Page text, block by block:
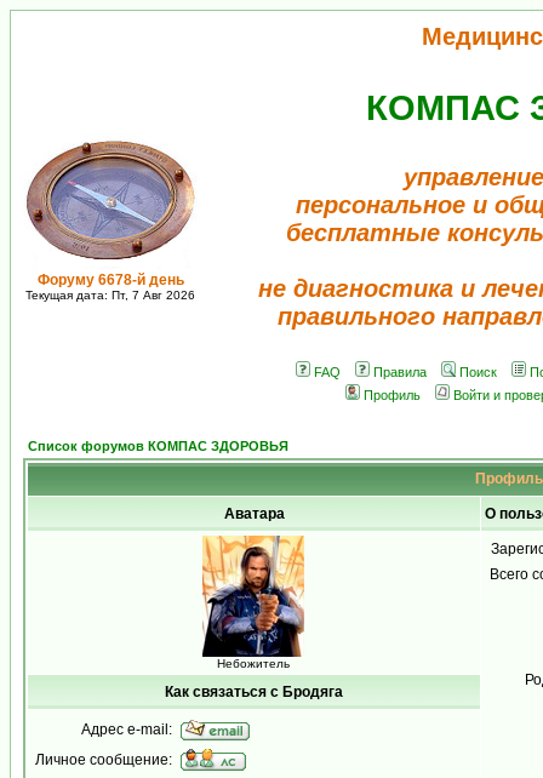
Форуму 6678-й день
Текущая дата: Пт, 7 Авг 2026
КОМПАС
персональное и
бесплатные
не диагностика и
правильного
FAQ Правила Поиск
Профиль
Войти и
Список форумов КОМПАС ЗДОРОВЬЯ
Профиль
Аватара О
Небожитель
Всего
Как связаться с Бродяга
Адрес e-mail:
Личное сообщение: